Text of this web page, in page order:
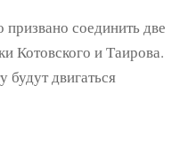
соединить две
Котовского и Таирова.
будут двигаться